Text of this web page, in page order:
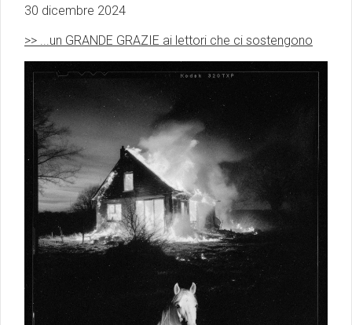
30 dicembre 2024
>> ...un GRANDE GRAZIE ai lettori che ci sostengono